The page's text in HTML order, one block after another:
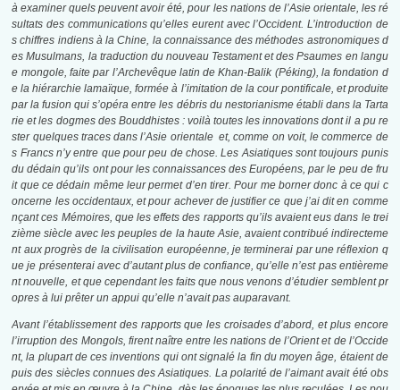
à examiner quels peuvent avoir été, pour les nations de l’Asie orientale, les ré
sultats des communications qu’elles eurent avec l’Occident. L’introduction de
s chiffres indiens à la Chine, la connaissance des méthodes astronomiques d
es Musulmans, la traduction du nouveau Testament et des Psaumes en langu
e mongole, faite par l’Archevêque latin de Khan-Balik (Péking), la fondation d
e la hiérarchie lamaïque, formée à l’imitation de la cour pontificale, et produite
par la fusion qui s’opéra entre les débris du nestorianisme établi dans la Tarta
rie et les dogmes des Bouddhistes : voilà toutes les innovations dont il a pu re
ster quelques traces dans l’Asie orientale et, comme on voit, le commerce de
s Francs n’y entre que pour peu de chose. Les Asiatiques sont toujours punis
du dédain qu’ils ont pour les connaissances des Européens, par le peu de fru
it que ce dédain même leur permet d’en tirer. Pour me borner donc à ce qui c
oncerne les occidentaux, et pour achever de justifier ce que j’ai dit en comme
nçant ces Mémoires, que les effets des rapports qu’ils avaient eus dans le trei
zième siècle avec les peuples de la haute Asie, avaient contribué indirecteme
nt aux progrès de la civilisation européenne, je terminerai par une réflexion q
ue je présenterai avec d’autant plus de confiance, qu’elle n’est pas entièreme
nt nouvelle, et que cependant les faits que nous venons d’étudier semblent pr
opres à lui prêter un appui qu’elle n’avait pas auparavant.
Avant l’établissement des rapports que les croisades d’abord, et plus encore
l’irruption des Mongols, firent naître entre les nations de l’Orient et de l’Occide
nt, la plupart de ces inventions qui ont signalé la fin du moyen âge, étaient de
puis des siècles connues des Asiatiques. La polarité de l’aimant avait été obs